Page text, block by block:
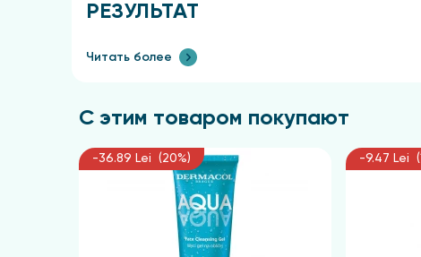
РЕЗУЛЬТАТ
Кожа становится идеально чистой и излучает
Читать более
С этим товаром покупают
-36.89 Lei (20%) -9.47 Lei